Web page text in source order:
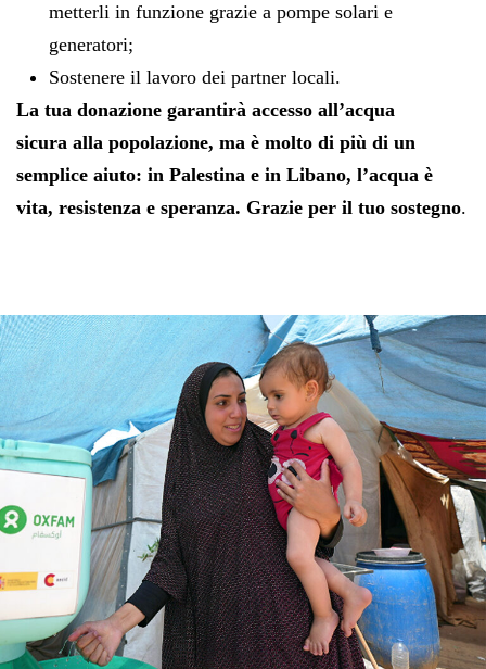
metterli in funzione grazie a pompe solari e
generatori;
Sostenere il lavoro dei partner locali.
La tua donazione garantirà accesso all’acqua
sicura alla popolazione, ma è molto di più di un
semplice aiuto: in Palestina e in Libano, l’acqua è
vita, resistenza e speranza. Grazie per il tuo sostegno.